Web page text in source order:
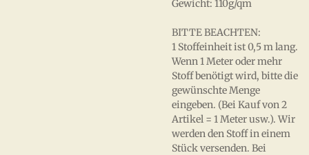
Gewicht: 110g/qm
BITTE BEACHTEN:
1 Stoffeinheit ist 0,5 m lang.
Wenn 1 Meter oder mehr
Stoff benötigt wird, bitte die
gewünschte Menge
eingeben. (Bei Kauf von 2
Artikel = 1 Meter usw.). Wir
werden den Stoff in einem
Stück versenden. Bei